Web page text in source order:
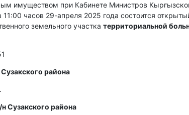
имуществом при Кабинете Министров
часов 29-апреля 2025 года состоится
земельного участка территориальной
района
Сузакского района